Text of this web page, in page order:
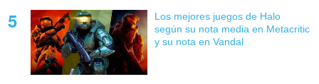
Los mejores juegos de Halo
según su nota media en Metacritic
y su nota en Vandal